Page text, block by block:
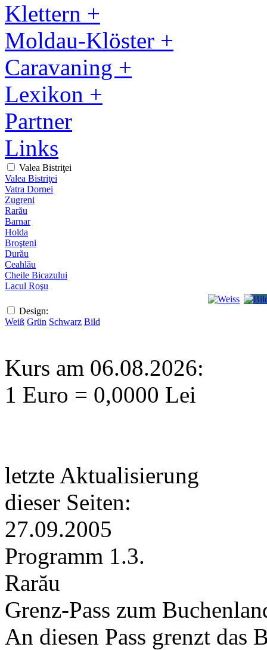
Klettern +
Moldau-Klöster +
Caravaning +
Lexikon +
Partner
Links
Valea Bistriţei
Valea Bistriţei
Vatra Dornei
Zugreni
Rarău
Barnar
Holda
Broşteni
Durău
Ceahlău
Cheile Bicazului
Lacul Roşu
Design:
Weiß Grün Schwarz Bild
Kurs am 06.08.2026:
1 Euro = 0,0000 Lei
letzte Aktualisierung
dieser Seiten:
27.09.2005
Programm 1.3.
Rarău
Grenz-Pass zum
An diesen Pass grenzt das